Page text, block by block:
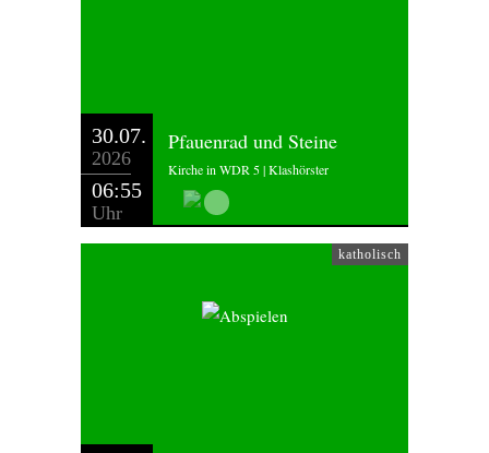
30.07.
2026
06:55
Uhr
Pfauenrad und Steine
Kirche in WDR 5 | Klashörster
katholisch